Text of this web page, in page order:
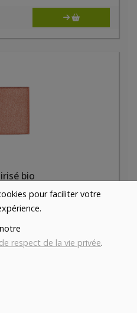
pour faciliter votre
respect de la vie privée.
bio
pc
5€